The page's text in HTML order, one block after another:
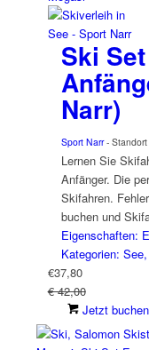
Ski
Narr)
Sport Narr- Standort
Lernen Sie
Anfänger. Die
Skifahren.
buchen und
Eigenschaften:
Kategorien:
€37,80
€ 42,00
Jetzt buchen